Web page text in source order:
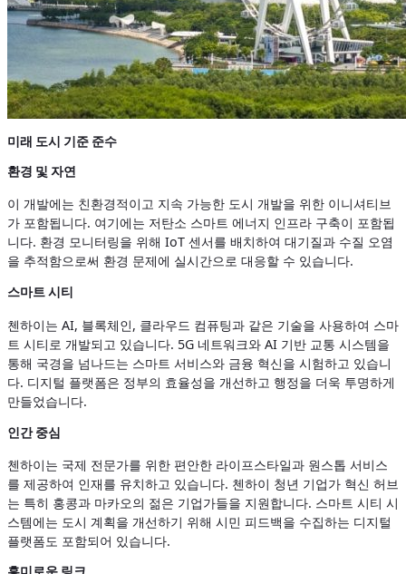
미래 도시 기준 준수
환경 및 자연
이 개발에는 친환경적이고 지속 가능한 도시 개발을 위한 이니셔티브
가 포함됩니다. 여기에는 저탄소 스마트 에너지 인프라 구축이 포함됩
니다. 환경 모니터링을 위해 IoT 센서를 배치하여 대기질과 수질 오염
을 추적함으로써 환경 문제에 실시간으로 대응할 수 있습니다.
스마트 시티
첸하이는 AI, 블록체인, 클라우드 컴퓨팅과 같은 기술을 사용하여 스마
트 시티로 개발되고 있습니다. 5G 네트워크와 AI 기반 교통 시스템을
통해 국경을 넘나드는 스마트 서비스와 금융 혁신을 시험하고 있습니
다. 디지털 플랫폼은 정부의 효율성을 개선하고 행정을 더욱 투명하게
만들었습니다.
인간 중심
첸하이는 국제 전문가를 위한 편안한 라이프스타일과 원스톱 서비스
를 제공하여 인재를 유치하고 있습니다. 첸하이 청년 기업가 혁신 허브
는 특히 홍콩과 마카오의 젊은 기업가들을 지원합니다. 스마트 시티 시
스템에는 도시 계획을 개선하기 위해 시민 피드백을 수집하는 디지털
플랫폼도 포함되어 있습니다.